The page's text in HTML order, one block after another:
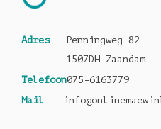
Adres
Penningweg 82
1507DH Zaandam
Telefoon075-6163779
Mail